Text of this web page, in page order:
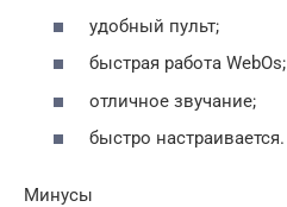
удобный пульт;
быстрая работа WebOs;
отличное звучание;
быстро настраивается.
Минусы